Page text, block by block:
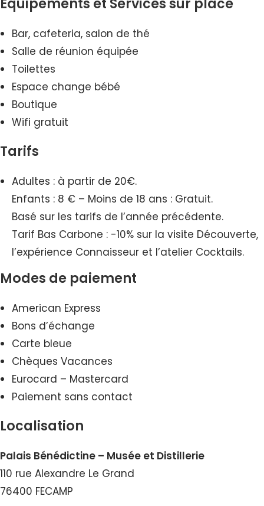
Equipements et Services sur place
Bar, cafeteria, salon de thé
Salle de réunion équipée
Toilettes
Espace change bébé
Boutique
Wifi gratuit
Tarifs
Adultes : à partir de 20€.
Enfants : 8 € – Moins de 18 ans : Gratuit.
Basé sur les tarifs de l’année précédente.
Tarif Bas Carbone : -10% sur la visite Découverte,
l’expérience Connaisseur et l’atelier Cocktails.
Modes de paiement
American Express
Bons d’échange
Carte bleue
Chèques Vacances
Eurocard – Mastercard
Paiement sans contact
Localisation
Palais Bénédictine – Musée et Distillerie
110 rue Alexandre Le Grand
76400 FECAMP